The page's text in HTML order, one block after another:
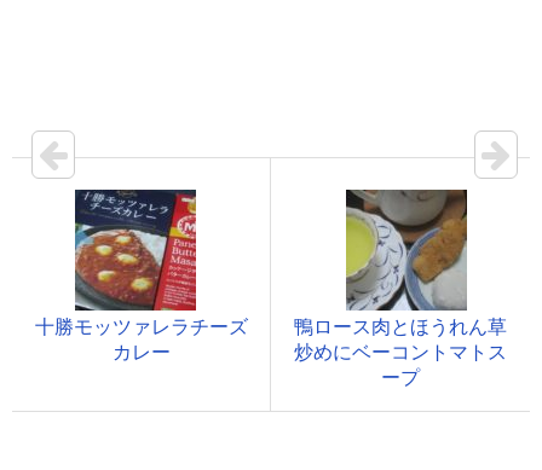
十勝モッツァレラチーズ
カレー
鴨ロース肉とほうれん草
炒めにベーコントマトス
ープ